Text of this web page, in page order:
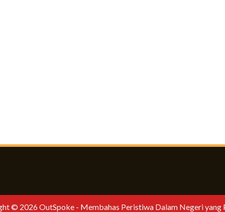
© 2026 OutSpoke - Membahas Peristiwa Dalam Negeri yang